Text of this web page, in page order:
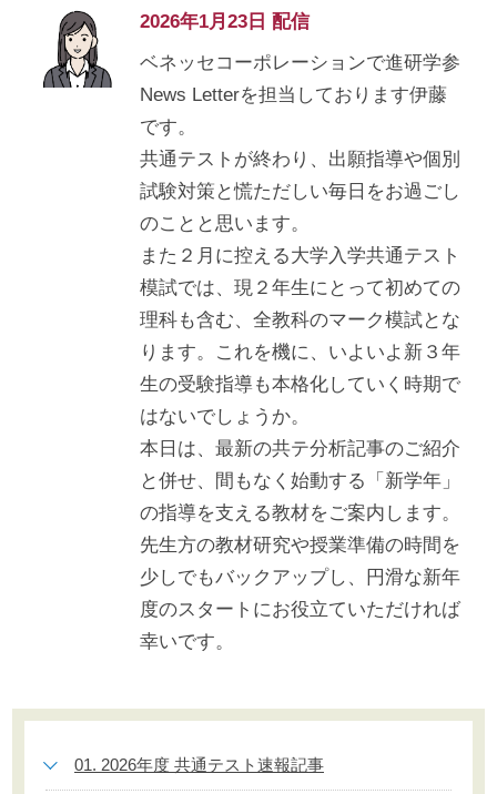
2026年1月23日 配信
ベネッセコーポレーションで進研学参
News Letterを担当しております伊藤
です。
共通テストが終わり、出願指導や個別
試験対策と慌ただしい毎日をお過ごし
のことと思います。
また２月に控える大学入学共通テスト
模試では、現２年生にとって初めての
理科も含む、全教科のマーク模試とな
ります。これを機に、いよいよ新３年
生の受験指導も本格化していく時期で
はないでしょうか。
本日は、最新の共テ分析記事のご紹介
と併せ、間もなく始動する「新学年」
の指導を支える教材をご案内します。
先生方の教材研究や授業準備の時間を
少しでもバックアップし、円滑な新年
度のスタートにお役立ていただければ
幸いです。
01. 2026年度 共通テスト速報記事